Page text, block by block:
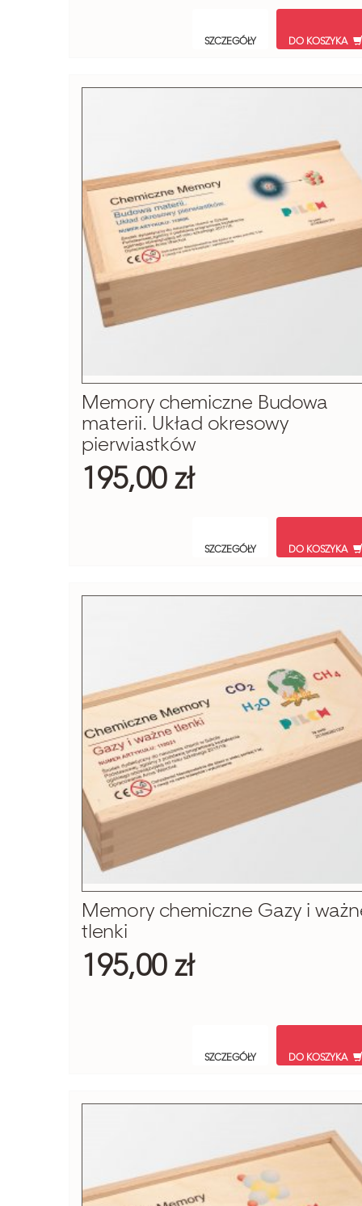
SZCZEGÓŁY DO KOSZYKA
Memory chemiczne Budowa
materii. Układ okresowy
pierwiastków
195,00 zł
SZCZEGÓŁY DO KOSZYKA
Memory chemiczne Gazy i
tlenki
195,00 zł
SZCZEGÓŁY DO KOSZYKA